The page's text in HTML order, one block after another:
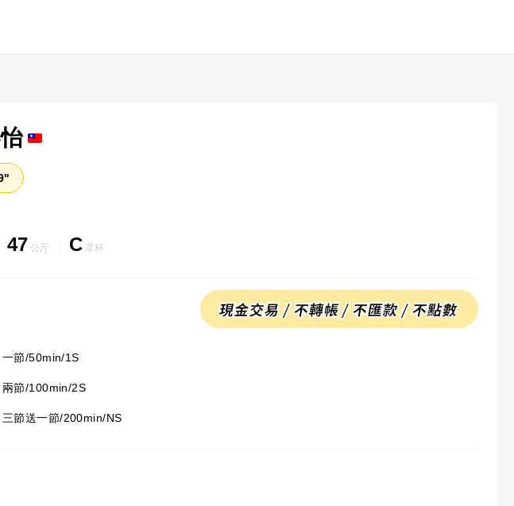
47 公斤 C 罩杯
一節/50min/1S
兩節/100min/2S
三節送一節/200min/NS